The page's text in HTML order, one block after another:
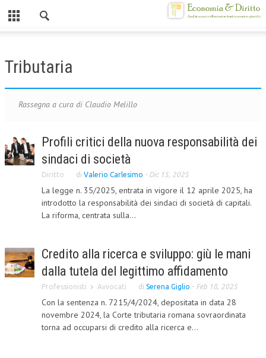
CHI SIAMO
MISSION
CENTRO STUDI
ATTO COSTITUTIVO E STATUTO
ORGANIZZAZIONE
OBIETTIVI
ALTA FORMAZIONE
CORSI CE.S.E.D.
ARCHIVIO CORSI 2015
DIVENTA SOCIO
Tributaria
Rassegna a cura di Claudio Melillo
Profili critici della nuova responsabilità dei
sindaci di società
Diritto di Valerio Carlesimo - Dic 15, 2025
La legge n. 35/2025, entrata in vigore il 12 aprile 2025, ha
introdotto la responsabilità dei sindaci di società di capitali.
La riforma, centrata sulla...
Credito alla ricerca e sviluppo: giù le mani
dalla tutela del legittimo affidamento
Professionisti Avvocati di Serena Giglio - Feb 18, 2025
Con la sentenza n. 7215/4/2024, depositata in data 28
novembre 2024, la Corte tributaria romana sovraordinata
torna ad occuparsi di credito alla ricerca e...